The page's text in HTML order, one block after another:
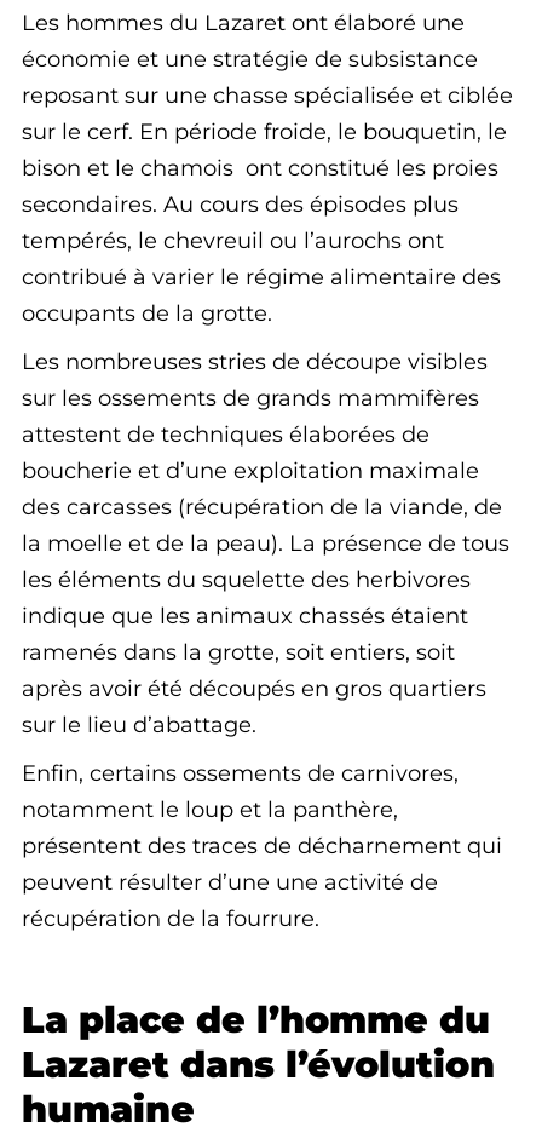
Les hommes du Lazaret ont élaboré une
économie et une stratégie de subsistance
reposant sur une chasse spécialisée et ciblée
sur le cerf. En période froide, le bouquetin, le
bison et le chamois ont constitué les proies
secondaires. Au cours des épisodes plus
tempérés, le chevreuil ou l’aurochs ont
contribué à varier le régime alimentaire des
occupants de la grotte.
Les nombreuses stries de découpe visibles
sur les ossements de grands mammifères
attestent de techniques élaborées de
boucherie et d’une exploitation maximale
des carcasses (récupération de la viande, de
la moelle et de la peau). La présence de tous
les éléments du squelette des herbivores
indique que les animaux chassés étaient
ramenés dans la grotte, soit entiers, soit
après avoir été découpés en gros quartiers
sur le lieu d’abattage.
Enfin, certains ossements de carnivores,
notamment le loup et la panthère,
présentent des traces de décharnement qui
peuvent résulter d’une une activité de
récupération de la fourrure.
La place de l’homme du
Lazaret dans l’évolution
humaine